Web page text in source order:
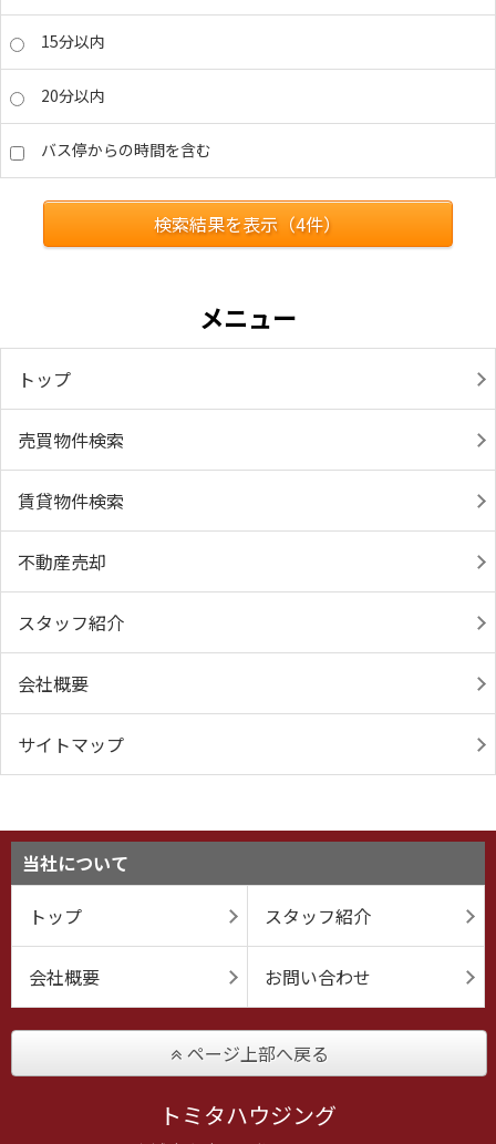
15分以内
20分以内
バス停からの時間を含む
検索結果を表示（4件）
メニュー
トップ
売買物件検索
賃貸物件検索
不動産売却
スタッフ紹介
会社概要
サイトマップ
当社について
トップ
スタッフ紹介
会社概要 お問い合わせ
ページ上部へ戻る
トミタハウジング